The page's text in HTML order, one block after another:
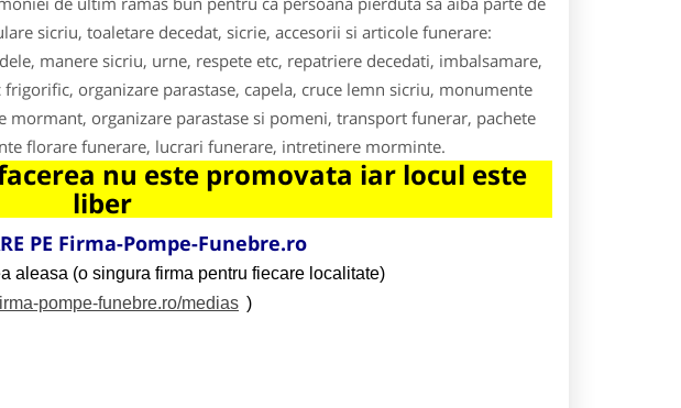
sicriu, toaletare decedat, sicrie, accesorii si articole funerare:
manere sicriu, urne, respete etc, repatriere decedati, imbalsamare,
organizare parastase, capela, cruce lemn sicriu, monumente
organizare parastase si pomeni, transport funerar, pachete
florare funerare, lucrari funerare, intretinere morminte.
nu este promovata iar locul este
liber
PE Firma-Pompe-Funebre.ro
aleasa (o singura firma pentru fiecare localitate)
pompe-funebre.ro/medias )